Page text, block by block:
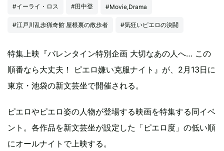
#イーライ・ロス #田中登 #Movie,Drama
#江戸川乱歩猟奇館 屋根裏の散歩者 #気狂いピエロの決闘
特集上映『バレンタイン特別企画 大切なあの人へ… この
順番なら大丈夫！ ピエロ嫌い克服ナイト』が、2月13日に
東京・池袋の新文芸坐で開催される。
ピエロやピエロ姿の人物が登場する映画を特集する同イベ
ント。各作品を新文芸坐が設定した「ピエロ度」の低い順
にオールナイトで上映する。